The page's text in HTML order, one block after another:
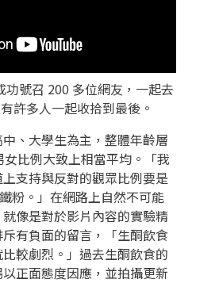
號召 200 多位網友，一起去
許多人一起收拾到最後。
、大學生為主，整體年齡層
比例大致上相當平均。「我
支持與反對的觀眾比例要是
粉。」在網路上自然不可能
像是對於影片內容的實驗精
有負面的留言，「生酮飲食
較劇烈。」過去生酮飲食的
正面態度因應，並拍攝更新